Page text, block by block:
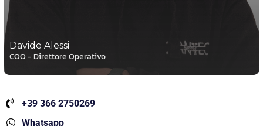
Davide Alessi
COO - Direttore Operativo
+39 366 2750269
Whatsapp